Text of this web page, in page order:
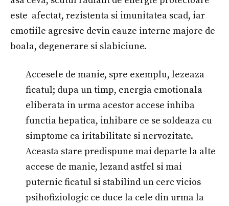
este afectat, rezistenta si imunitatea scad, iar
emotiile agresive devin cauze interne majore de
boala, degenerare si slabiciune.
Accesele de manie, spre exemplu, lezeaza
ficatul; dupa un timp, energia emotionala
eliberata in urma acestor accese inhiba
functia hepatica, inhibare ce se soldeaza cu
simptome ca iritabilitate si nervozitate.
Aceasta stare predispune mai departe la alte
accese de manie, lezand astfel si mai
puternic ficatul si stabilind un cerc vicios
psihofiziologic ce duce la cele din urma la